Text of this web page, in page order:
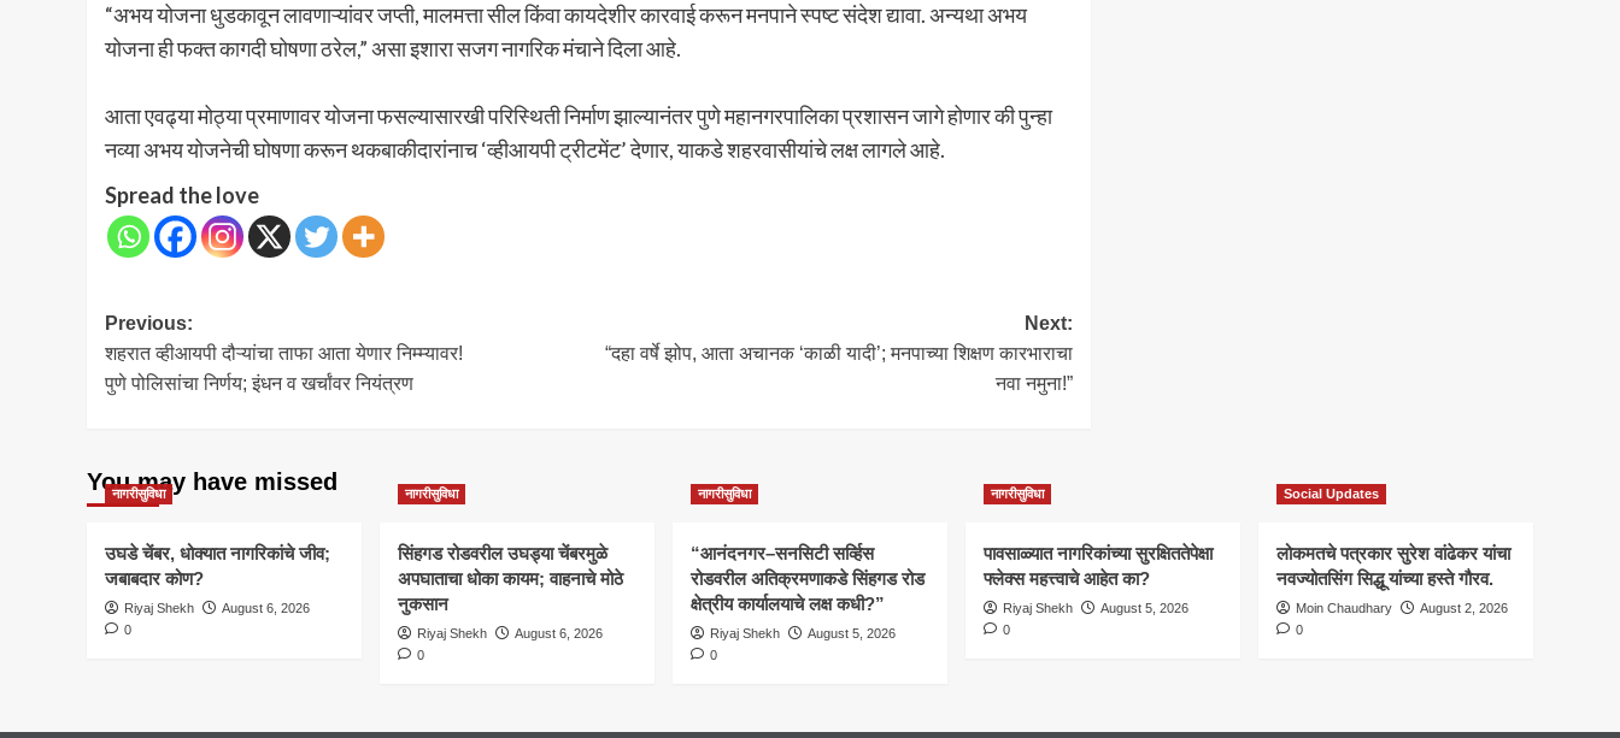
“अभय योजना धुडकावून लावणाऱ्यांवर जप्ती, मालमत्ता सील किंवा कायदेशीर कारवाई करून मनपाने स्पष्ट संदेश द्यावा. अन्यथा अभय
योजना ही फक्त कागदी घोषणा ठरेल,” असा इशारा सजग नागरिक मंचाने दिला आहे.
आता एवढ्या मोठ्या प्रमाणावर योजना फसल्यासारखी परिस्थिती निर्माण झाल्यानंतर पुणे महानगरपालिका प्रशासन जागे होणार की पुन्हा
नव्या अभय योजनेची घोषणा करून थकबाकीदारांनाच ‘व्हीआयपी ट्रीटमेंट’ देणार, याकडे शहरवासीयांचे लक्ष लागले आहे.
Spread the love
Post
navigation
Previous:
शहरात व्हीआयपी दौऱ्यांचा ताफा आता येणार निम्म्यावर!
पुणे पोलिसांचा निर्णय; इंधन व खर्चांवर नियंत्रण
Next:
“दहा वर्षे झोप, आता अचानक ‘काळी यादी’; मनपाच्या शिक्षण कारभाराचा
नवा नमुना!”
You may have missed
नागरीसुविधा
उघडे चेंबर, धोक्यात नागरिकांचे जीव;
जबाबदार कोण?
Riyaj Shekh
August 6, 2026
0
नागरीसुविधा
सिंहगड रोडवरील उघड्या चेंबरमुळे
अपघाताचा धोका कायम; वाहनाचे मोठे
नुकसान
Riyaj Shekh
August 6, 2026
0
नागरीसुविधा
“आनंदनगर–सनसिटी सर्व्हिस
रोडवरील अतिक्रमणाकडे सिंहगड रोड
क्षेत्रीय कार्यालयाचे लक्ष कधी?”
Riyaj Shekh
August 5, 2026
0
नागरीसुविधा
पावसाळ्यात नागरिकांच्या सुरक्षिततेपेक्षा
फ्लेक्स महत्त्वाचे आहेत का?
Riyaj Shekh
August 5, 2026
0
Social Updates
लोकमतचे पत्रकार सुरेश वांढेकर यांचा
नवज्योतसिंग सिद्धू यांच्या हस्ते गौरव.
Moin Chaudhary
August 2, 2026
0